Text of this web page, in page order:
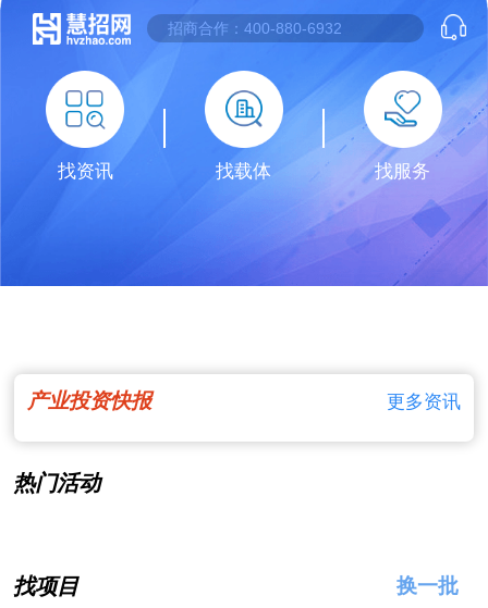
找资讯 找载体 找服务
产业投资快报 更多资讯
热门活动
找项目 换一批